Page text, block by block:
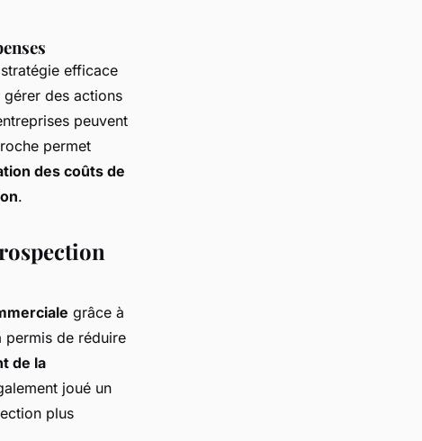
efficace
des actions
peuvent
permet
des coûts de
.
grâce à
permis de réduire
de la
joué un
plus